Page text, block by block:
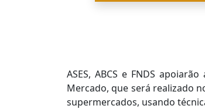
ASES, ABCS e FNDS
Mercado, que será realizado
supermercados, usando